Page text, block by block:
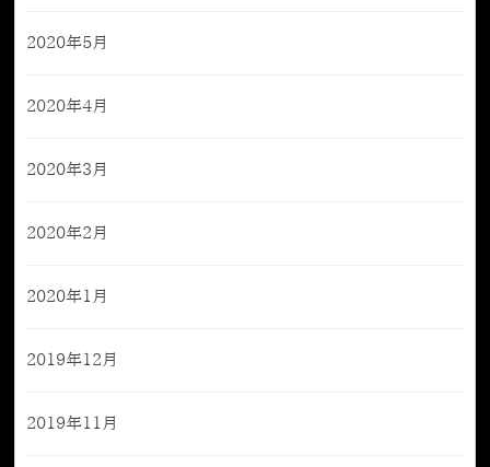
2020年5月
2020年4月
2020年3月
2020年2月
2020年1月
2019年12月
2019年11月